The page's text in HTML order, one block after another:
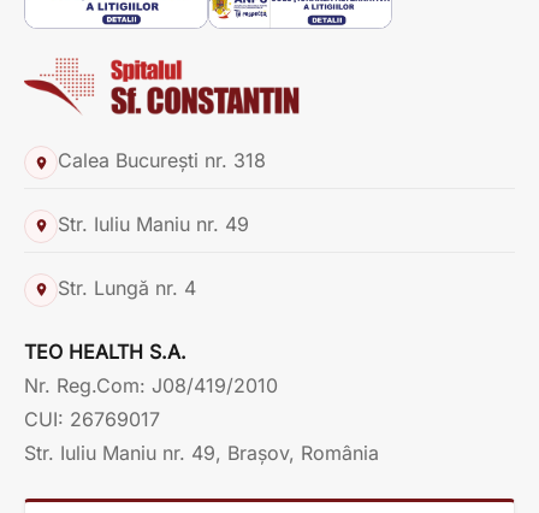
Calea București nr. 318
Str. Iuliu Maniu nr. 49
Str. Lungă nr. 4
TEO HEALTH S.A.
Nr. Reg.Com: J08/419/2010
CUI: 26769017
Str. Iuliu Maniu nr. 49, Brașov, România